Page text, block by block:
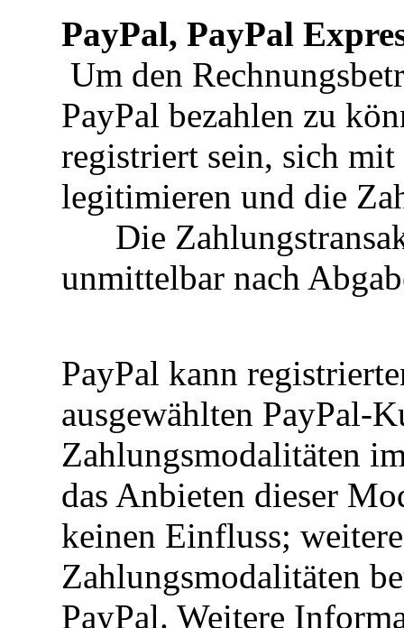
PayPal, PayPal
Um den
PayPal bezahlen zu
registriert sein, sich
legitimieren und die
Die
unmittelbar nach
PayPal kann
ausgewählten PayPal-
Zahlungsmodalitäten
das Anbieten dieser
keinen Einfluss;
Zahlungsmodalitäten
PayPal. Weitere